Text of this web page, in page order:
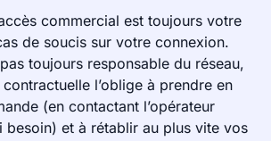
commercial est toujours votre
de soucis sur votre connexion.
toujours responsable du réseau,
l’oblige à prendre en
(en contactant l’opérateur
besoin) et à rétablir au plus vite vos